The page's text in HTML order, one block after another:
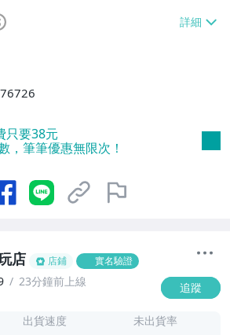
【單件運費$60】、宅配/貨運
$130】
只要38元
，筆筆優惠無限次！
店 店鋪 實名驗證
23分鐘前上線 追蹤
出貨速度 未出貨率